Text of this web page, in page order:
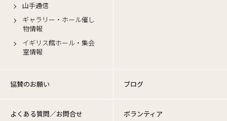
山手通信
ギャラリー・ホール催し
物情報
イギリス館ホール・集会
室情報
協賛のお願い ブログ
よくある質問／お問合せ ボランティア